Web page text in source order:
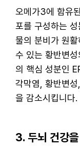
오메가3에 함유
포를 구성하는
물의 분비가 원
수 있는 황반변
의 핵심 성분인
각막염, 황반변
을 감소시킵니다.
3. 두뇌 건강